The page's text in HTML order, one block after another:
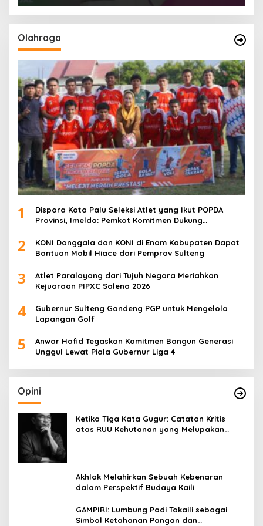
Olahraga
1
Dispora Kota Palu Seleksi Atlet yang Ikut POPDA
Provinsi, Imelda: Pemkot Komitmen Dukung
2
KONI Donggala dan KONI di Enam Kabupaten Dapat
Bantuan Mobil Hiace dari Pemprov Sulteng
3
Atlet Paralayang dari Tujuh Negara Meriahkan
Kejuaraan PIPXC Salena 2026
4
Gubernur Sulteng Gandeng PGP untuk Mengelola
Lapangan Golf
5
Anwar Hafid Tegaskan Komitmen Bangun Generasi
Unggul Lewat Piala Gubernur Liga 4
Opini
Ketika Tiga Kata Gugur: Catatan Kritis
atas RUU Kehutanan yang Melupakan
Akhlak Melahirkan Sebuah Kebenaran
dalam Perspektif Budaya Kaili
GAMPIRI: Lumbung Padi Tokaili sebagai
Simbol Ketahanan Pangan dan